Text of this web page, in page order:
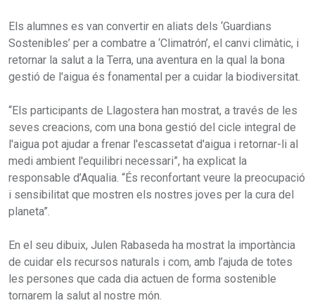
Els alumnes es van convertir en aliats dels ‘Guardians
Sostenibles’ per a combatre a ‘Climatrón’, el canvi climàtic, i
retornar la salut a la Terra, una aventura en la qual la bona
gestió de l'aigua és fonamental per a cuidar la biodiversitat.
“Els participants de Llagostera han mostrat, a través de les
seves creacions, com una bona gestió del cicle integral de
l'aigua pot ajudar a frenar l'escassetat d'aigua i retornar-li al
medi ambient l'equilibri necessari”, ha explicat la
responsable d’Aqualia. “És reconfortant veure la preocupació
i sensibilitat que mostren els nostres joves per la cura del
planeta”.
En el seu dibuix, Julen Rabaseda ha mostrat la importància
de cuidar els recursos naturals i com, amb l’ajuda de totes
les persones que cada dia actuen de forma sostenible
tornarem la salut al nostre món.